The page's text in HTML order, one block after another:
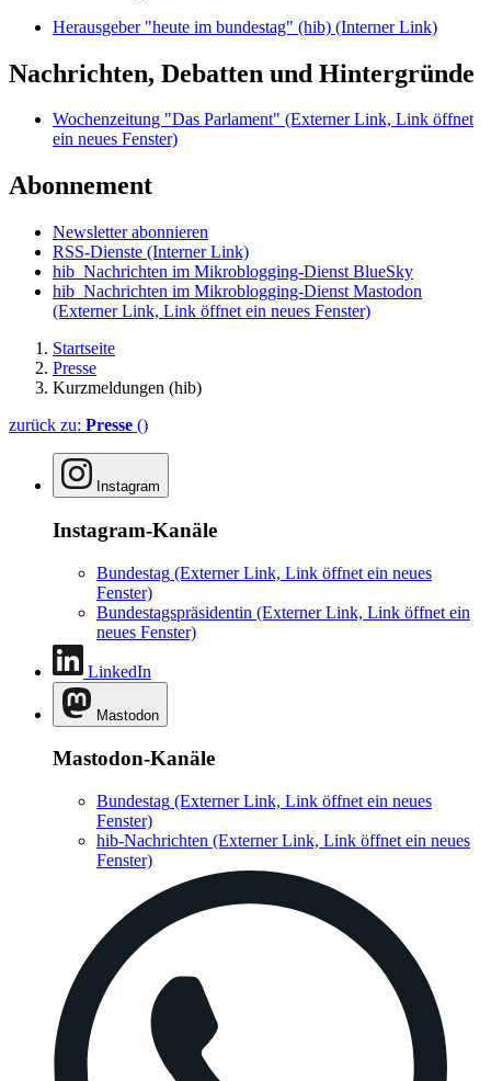
Herausgeber "heute im bundestag" (hib) (Interner Link)
Nachrichten, Debatten und Hintergründe
Wochenzeitung "Das Parlament" (Externer Link, Link öffnet
ein neues Fenster)
Abonnement
Newsletter abonnieren
RSS-Dienste (Interner Link)
hib_Nachrichten im Mikroblogging-Dienst BlueSky
hib_Nachrichten im Mikroblogging-Dienst Mastodon
(Externer Link, Link öffnet ein neues Fenster)
Startseite
Presse
Kurzmeldungen (hib)
zurück zu: Presse ()
Instagram
Instagram-Kanäle
Bundestag (Externer Link, Link öffnet ein neues
Fenster)
Bundestagspräsidentin (Externer Link, Link öffnet ein
neues Fenster)
LinkedIn
Mastodon
Mastodon-Kanäle
Bundestag (Externer Link, Link öffnet ein neues
Fenster)
hib-Nachrichten (Externer Link, Link öffnet ein neues
Fenster)